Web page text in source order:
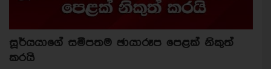
සූර්යයාගේ සමීපතම ඡායාරූප පෙළක් නිකුත්
කරයි